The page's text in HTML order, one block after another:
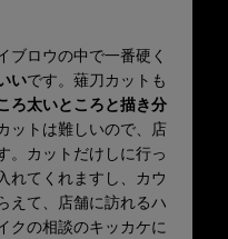
ブロウの中で一番硬く
いです。薙刀カットも
ろ太いところと描き分
ットは難しいので、店
。カットだけしに行っ
れてくれますし、カウ
えて、店舗に訪れるハ
クの相談のキッカケに